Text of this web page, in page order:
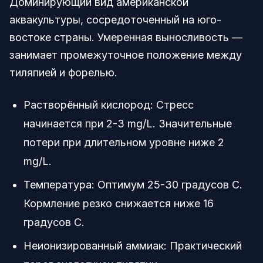
аквакультуры, сосредоточенный на юго-
востоке страны. Умеренная выносливость —
занимает промежуточное положение между
тиляпией и форелью.
Растворённый кислород: Стресс
начинается при 2-3 mg/L. Значительные
потери при длительном уровне ниже 2
mg/L.
Температура: Оптимум 25-30 градусов C.
Кормление резко снижается ниже 16
градусов C.
Неионизированный аммиак: Практический